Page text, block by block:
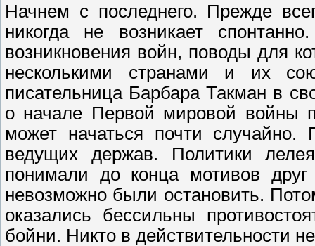
Начнем с последнего. Прежде
никогда не возникает
возникновения войн, поводы для
несколькими странами и их
писательница Барбара Такман в
о начале Первой мировой войны
может начаться почти
ведущих держав. Политики
понимали до конца мотивов
невозможно были остановить.
оказались бессильны
бойни. Никто в действительности